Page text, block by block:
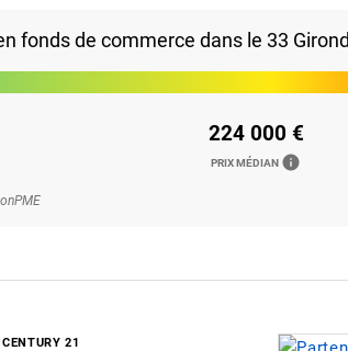
fonds de commerce dans le 33
224 000 €
PRIX MÉDIAN info
21